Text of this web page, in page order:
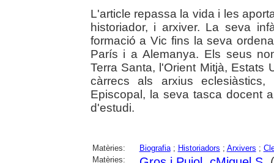
L'article repassa la vida i les
historiador, i arxiver. La seva
formació a Vic fins la seva
París i a Alemanya. Els seus
Terra Santa, l'Orient Mitjà, Estats
càrrecs als arxius
Episcopal, la seva tasca docent
d'estudi.
Matèries: Biografia; Historiadors ; Arxivers ;
Matèries: